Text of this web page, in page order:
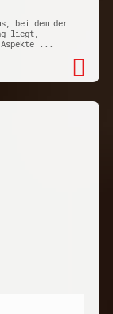
bei dem der
liegt,
...